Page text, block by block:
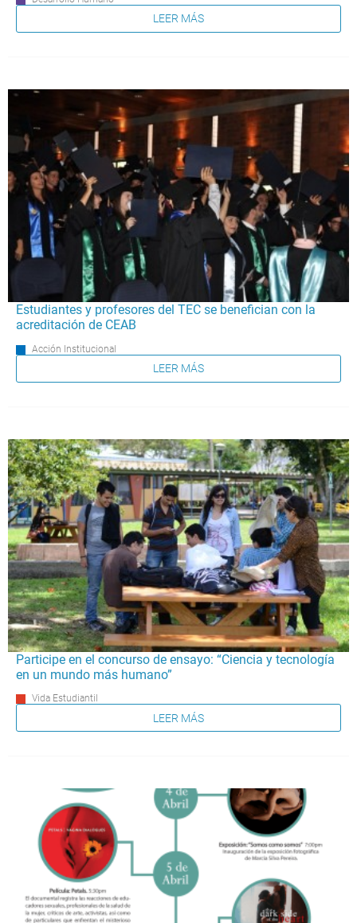
LEER MÁS
Estudiantes y profesores del TEC se benefician con la
acreditación de CEAB
Acción Institucional
LEER MÁS
Participe en el concurso de ensayo: “Ciencia y tecnología
en un mundo más humano”
Vida Estudiantil
LEER MÁS